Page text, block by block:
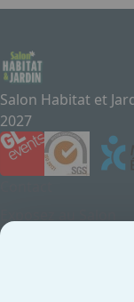
Salon Habitat et
2027